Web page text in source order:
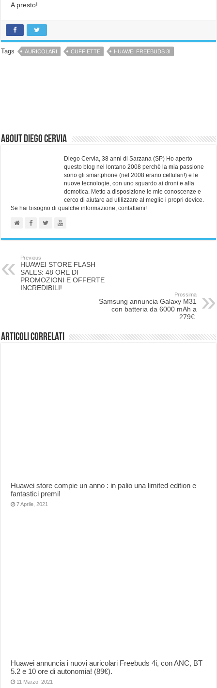
A presto!
Tags AURICOLARI CUFFIETTE HUAWEI FREEBUDS 3I
About Diego Cervia
Diego Cervia, 38 anni di Sarzana (SP) Ho aperto
questo blog nel lontano 2008 perchè la mia passione
sono gli smartphone (nel 2008 erano cellulari!) e le
nuove tecnologie, con uno sguardo ai droni e alla
domotica. Metto a disposizione le mie conoscenze e
cerco di aiutare ad utilizzare al meglio i propri device.
Se hai bisogno di qualche informazione, contattami!
Previous
HUAWEI STORE FLASH
SALES: 48 ORE DI
PROMOZIONI E OFFERTE
INCREDIBILI!
Prossima
Samsung annuncia Galaxy M31
con batteria da 6000 mAh a
279€.
Articoli correlati
Huawei store compie un anno : in palio una limited edition e
fantastici premi!
7 Aprile, 2021
Huawei annuncia i nuovi auricolari Freebuds 4i, con ANC, BT
5.2 e 10 ore di autonomia! (89€).
11 Marzo, 2021